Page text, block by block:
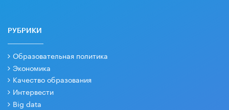
РУБРИКИ
Образовательная политика
Экономика
Качество образования
Интервести
Big data